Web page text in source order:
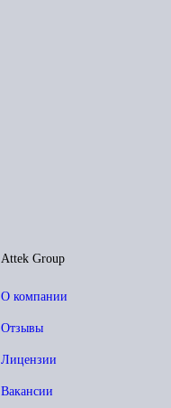
Attek Group
О компании
Отзывы
Лицензии
Вакансии